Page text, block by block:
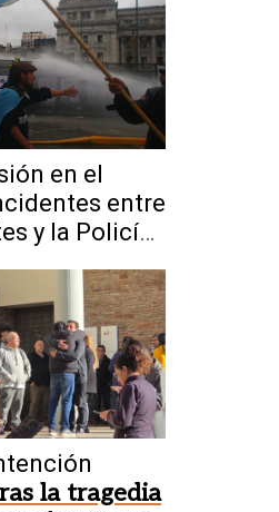
en el
entre
y la Policía
la tragedia